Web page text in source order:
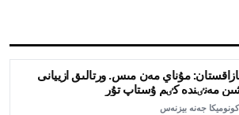
مۇناي مەن مىس. ورتالىق ازييانى
مەنٸندە كٸم ۇستاپ تۇر
جەنە بيزنەس